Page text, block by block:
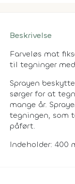
Beskrivelse
Farveløs mat
til tegninger
Sprayen
sørger for at
mange år.
tegningen, som
påført.
Indeholder: 400